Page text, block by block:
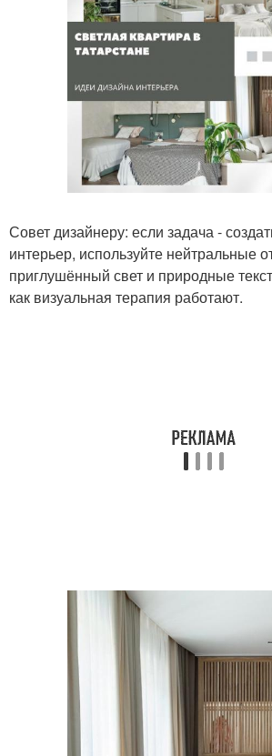
Совет дизайнеру: если задача -
интерьер, используйте нейтральные
приглушённый свет и природные
как визуальная терапия работают.